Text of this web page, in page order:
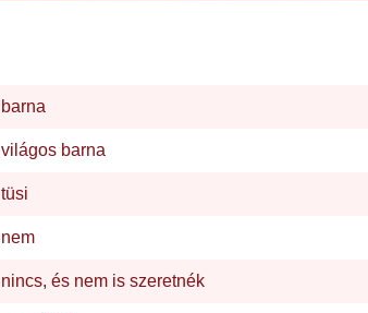
barna
világos barna
tüsi
nem
nincs, és nem is szeretnék